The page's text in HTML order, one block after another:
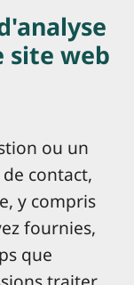
site web
ou un
contact,
y compris
fournies,
que